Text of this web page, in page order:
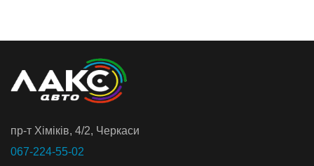
пр-т Хiмiкiв, 4/2, Черкаси
067-224-55-02